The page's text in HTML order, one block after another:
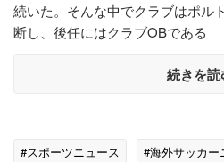
続いた。そんな中でクラブはポル
断し、後任にはクラブOBである
続きを読
#スポーツニュース
#海外サッカー